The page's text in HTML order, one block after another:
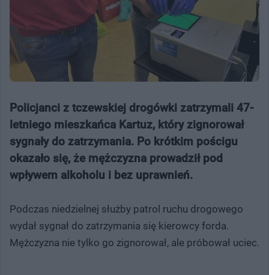
Policjanci z tczewskiej drogówki zatrzymali 47-
letniego mieszkańca Kartuz, który zignorował
sygnały do zatrzymania. Po krótkim pościgu
okazało się, że mężczyzna prowadził pod
wpływem alkoholu i bez uprawnień.
Podczas niedzielnej służby patrol ruchu drogowego
wydał sygnał do zatrzymania się kierowcy forda.
Mężczyzna nie tylko go zignorował, ale próbował uciec.